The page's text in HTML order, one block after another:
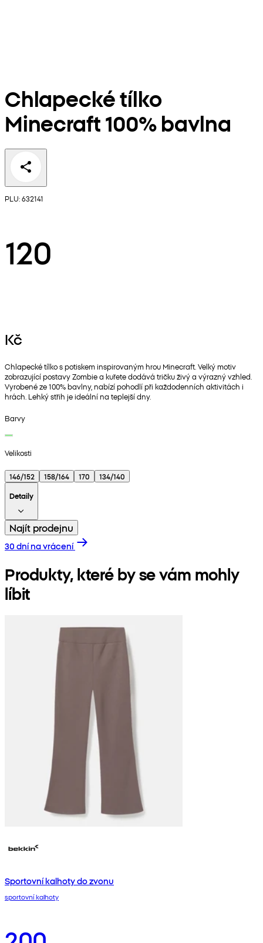
Chlapecké tílko
Minecraft 100% bavlna
PLU: 632141
120
Kč
Chlapecké tílko s potiskem inspirovaným hrou Minecraft. Velký motiv
zobrazující postavy Zombie a kuřete dodává tričku živý a výrazný vzhled.
Vyrobené ze 100% bavlny, nabízí pohodlí při každodenních aktivitách i
hrách. Lehký střih je ideální na teplejší dny.
Barvy
Velikosti
146/152 158/164 170
134/140
Detaily
Najít prodejnu
30 dní na vrácení
Produkty, které by se vám mohly
líbit
Sportovní kalhoty do zvonu
sportovní kalhoty